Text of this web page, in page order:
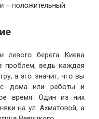
– положительный.
левого берега Киева
проблем, ведь каждая
а это значит, что вы
с дома или работы и
время. Один из них
на ул. Ахматовой, а